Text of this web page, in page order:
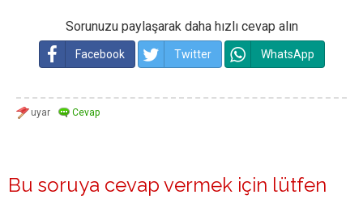
Sorunuzu paylaşarak daha hızlı cevap alın
Facebook Twitter WhatsApp
Bu soruya cevap vermek için lütfen